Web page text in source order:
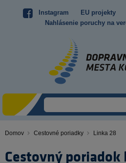
Instagram EU projekty
Nahlásenie poruchy na
Domov Cestovné poriadky Linka 28
Cestovný